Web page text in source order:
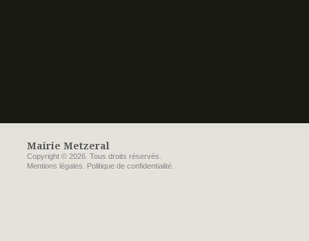
Mairie Metzeral
Copyright © 2026. Tous droits réservés.
Mentions légales
Politique de confidentialité.